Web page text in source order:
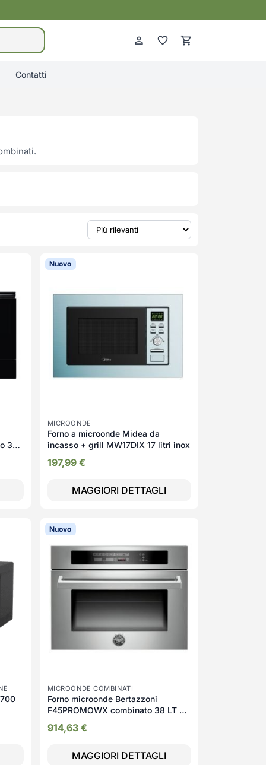
Contatti
3
Nuovo
MICROONDE
Forno a microonde Midea da
incasso + grill MW17DIX 17 litri inox
197,99 €
MAGGIORI DETTAGLI
Nuovo
MICROONDE COMBINATI
Forno microonde Bertazzoni
F45PROMOWX combinato 38 LT 60
914,63 €
MAGGIORI DETTAGLI